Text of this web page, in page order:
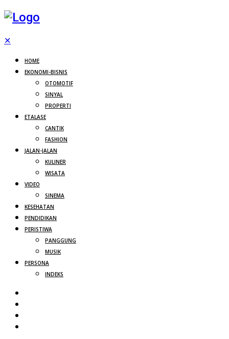
✕
HOME
EKONOMI-BISNIS
OTOMOTIF
SINYAL
PROPERTI
ETALASE
CANTIK
FASHION
JALAN-JALAN
KULINER
WISATA
VIDEO
SINEMA
KESEHATAN
PENDIDIKAN
PERISTIWA
PANGGUNG
MUSIK
PERSONA
INDEKS